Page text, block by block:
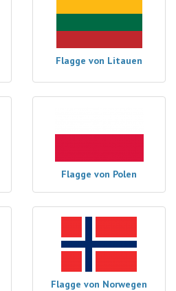
Flagge von Litauen
Flagge von Polen
Flagge von Norwegen